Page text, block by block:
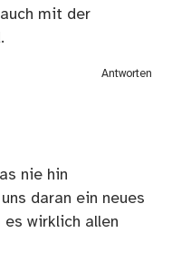
mit der
Antworten
nie hin
daran ein neues
wirklich allen